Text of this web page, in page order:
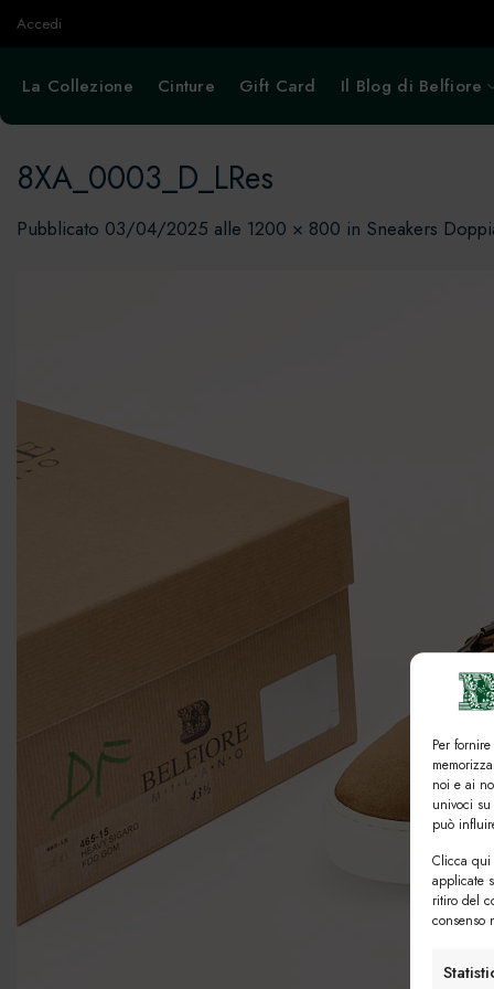
Per
noi e ai
univoci
può
Clicca qui
applicate
ritiro del
consenso
SaltaAccedi
La Collezione Cinture Gift Card Il Blog di Belfiore
8XA_0003_D_LRes
Pubblicato 03/04/2025 alle 1200 × 800 in Sneakers